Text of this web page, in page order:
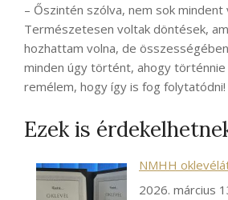
– Őszintén szólva, nem sok
Természetesen voltak döntések,
hozhattam volna, de
minden úgy történt, ahogy történnie
remélem, hogy így is fog folytatódni!
Ezek is
NMHH
2026. március